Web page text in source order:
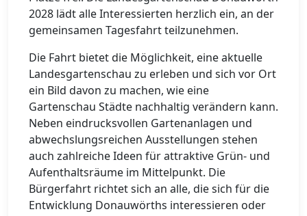
2028 lädt alle Interessierten herzlich ein, an der
gemeinsamen Tagesfahrt teilzunehmen.
Die Fahrt bietet die Möglichkeit, eine aktuelle
Landesgartenschau zu erleben und sich vor Ort
ein Bild davon zu machen, wie eine
Gartenschau Städte nachhaltig verändern kann.
Neben eindrucksvollen Gartenanlagen und
abwechslungsreichen Ausstellungen stehen
auch zahlreiche Ideen für attraktive Grün- und
Aufenthaltsräume im Mittelpunkt. Die
Bürgerfahrt richtet sich an alle, die sich für die
Entwicklung Donauwörths interessieren oder